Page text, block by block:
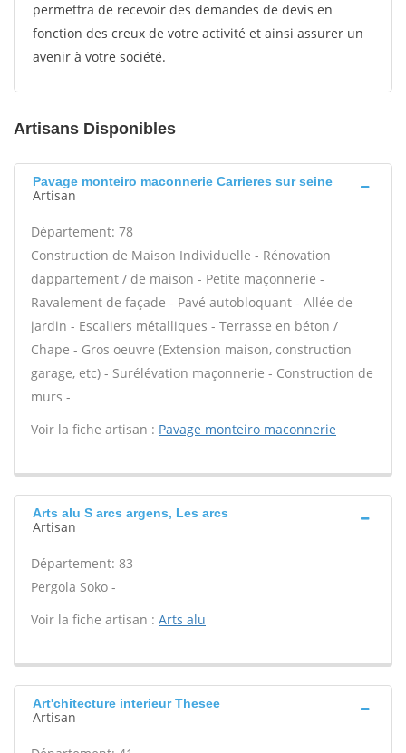
permettra de recevoir des demandes de devis en
fonction des creux de votre activité et ainsi assurer un
avenir à votre société.
Artisans Disponibles
Pavage monteiro maconnerie Carrieres sur seine
Artisan
Département: 78
Construction de Maison Individuelle - Rénovation
dappartement / de maison - Petite maçonnerie -
Ravalement de façade - Pavé autobloquant - Allée de
jardin - Escaliers métalliques - Terrasse en béton /
Chape - Gros oeuvre (Extension maison, construction
garage, etc) - Surélévation maçonnerie - Construction de
murs -
Voir la fiche artisan : Pavage monteiro maconnerie
Arts alu S arcs argens, Les arcs
Artisan
Département: 83
Pergola Soko -
Voir la fiche artisan : Arts alu
Art'chitecture interieur Thesee
Artisan